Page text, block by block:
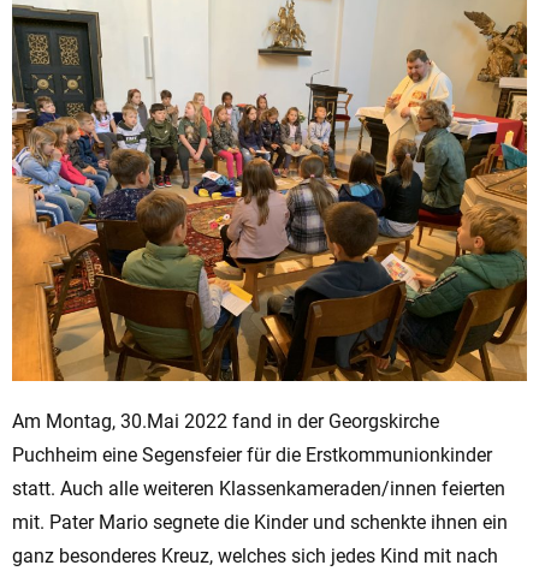
Am Montag, 30.Mai 2022 fand in der Georgskirche
Puchheim eine Segensfeier für die Erstkommunionkinder
statt. Auch alle weiteren Klassenkameraden/innen feierten
mit. Pater Mario segnete die Kinder und schenkte ihnen ein
ganz besonderes Kreuz, welches sich jedes Kind mit nach